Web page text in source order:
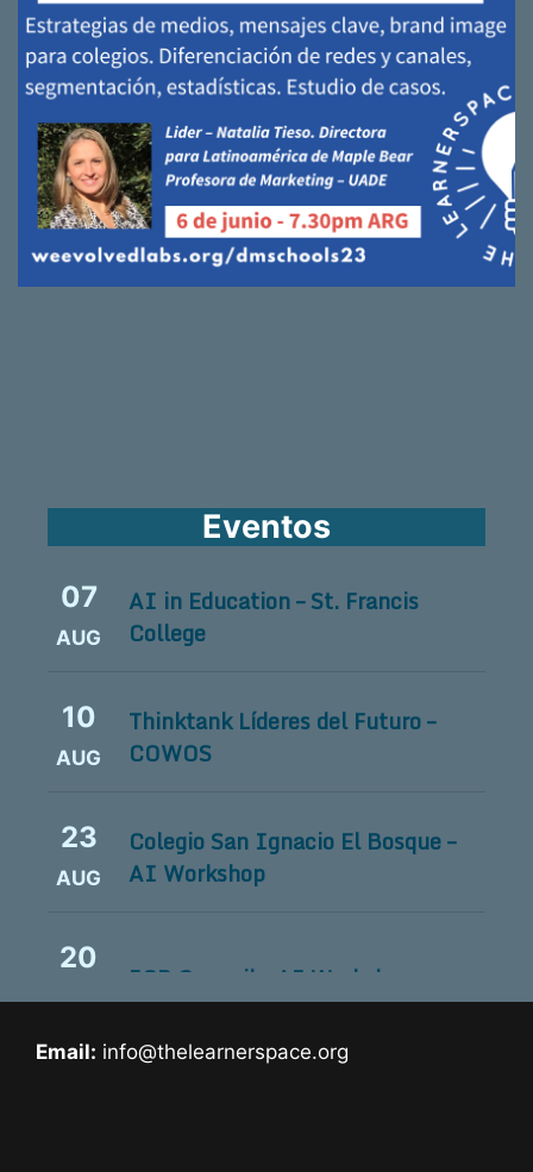
Eventos
07
AUG
AI in Education – St. Francis
College
10
AUG
Thinktank Líderes del Futuro –
COWOS
23
AUG
Colegio San Ignacio El Bosque –
AI Workshop
20
SEP
ICP Council – AI Workshop
Email: info@thelearnerspace.org